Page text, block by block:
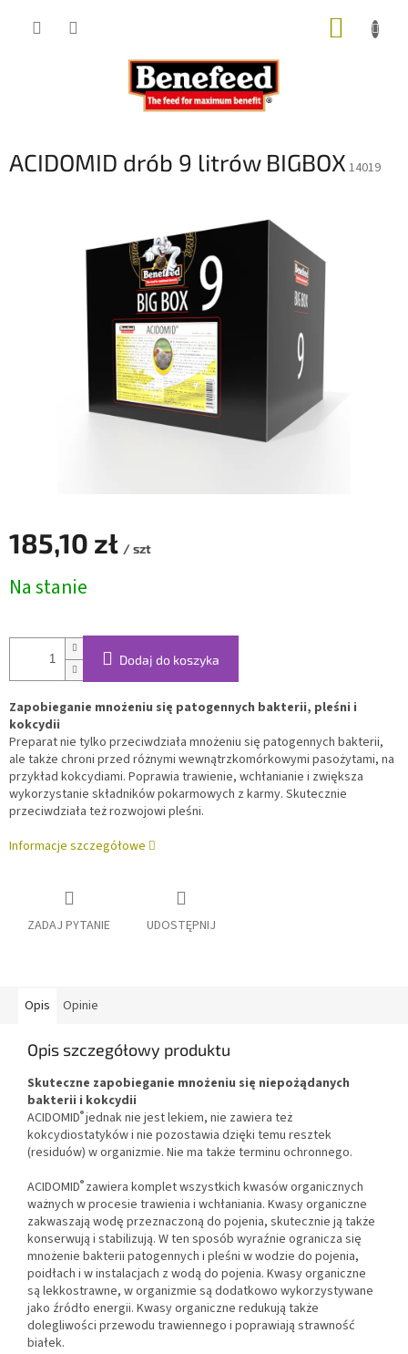
ACIDOMID drób 9 litrów BIGBOX 14019
185,10 zł / szt
jednostkowa:
Na stanie
Dodaj do koszyka
Zapobieganie mnożeniu się patogennych bakterii, pleśni i
kokcydii
Preparat nie tylko przeciwdziała mnożeniu się patogennych bakterii,
ale także chroni przed różnymi wewnątrzkomórkowymi pasożytami, na
przykład kokcydiami. Poprawia trawienie, wchłanianie i zwiększa
wykorzystanie składników pokarmowych z karmy. Skutecznie
przeciwdziała też rozwojowi pleśni.
Informacje szczegółowe
ZADAJ PYTANIE UDOSTĘPNIJ
Opis Opinie
Opis szczegółowy produktu
Skuteczne zapobieganie mnożeniu się niepożądanych
bakterii i kokcydii
ACIDOMID®jednak nie jest lekiem, nie zawiera też
kokcydiostatyków i nie pozostawia dzięki temu resztek
(residuów) w organizmie. Nie ma także terminu ochronnego.
ACIDOMID® zawiera komplet wszystkich kwasów organicznych
ważnych w procesie trawienia i wchłaniania. Kwasy organiczne
zakwaszają wodę przeznaczoną do pojenia, skutecznie ją także
konserwują i stabilizują. W ten sposób wyraźnie ogranicza się
mnożenie bakterii patogennych i pleśni w wodzie do pojenia,
poidłach i w instalacjach z wodą do pojenia. Kwasy organiczne
są lekkostrawne, w organizmie są dodatkowo wykorzystywane
jako źródło energii. Kwasy organiczne redukują także
dolegliwości przewodu trawiennego i poprawiają strawność
białek.